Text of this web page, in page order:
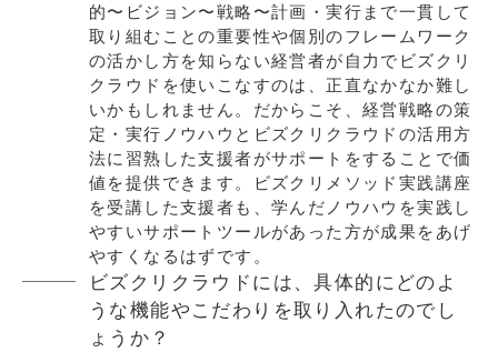
的〜ビジョン〜戦略〜計画・実行まで一貫して
取り組むことの重要性や個別のフレームワーク
の活かし方を知らない経営者が自力でビズクリ
クラウドを使いこなすのは、正直なかなか難し
いかもしれません。だからこそ、経営戦略の策
定・実行ノウハウとビズクリクラウドの活用方
法に習熟した支援者がサポートをすることで価
値を提供できます。ビズクリメソッド実践講座
を受講した支援者も、学んだノウハウを実践し
やすいサポートツールがあった方が成果をあげ
やすくなるはずです。
ビズクリクラウドには、具体的にどのよ
うな機能やこだわりを取り入れたのでし
ょうか？